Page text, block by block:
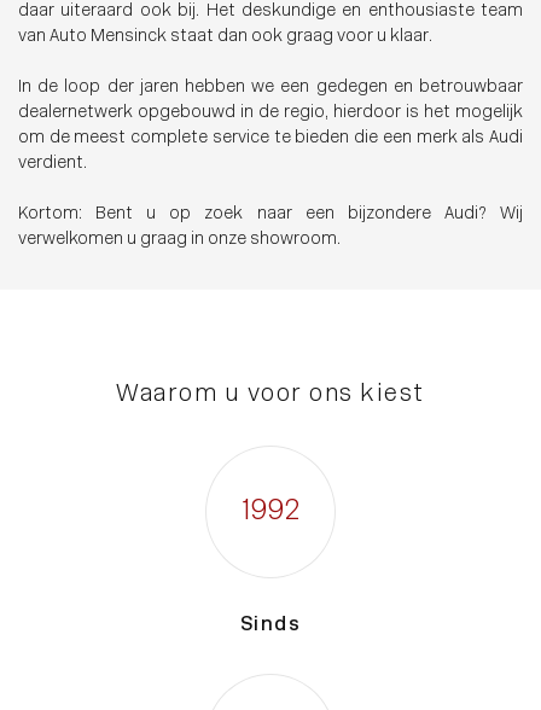
daar uiteraard ook bij. Het deskundige en enthousiaste team
van Auto Mensinck staat dan ook graag voor u klaar.
In de loop der jaren hebben we een gedegen en betrouwbaar
dealernetwerk opgebouwd in de regio, hierdoor is het mogelijk
om de meest complete service te bieden die een merk als Audi
verdient.
Kortom: Bent u op zoek naar een bijzondere Audi? Wij
verwelkomen u graag in onze showroom.
Waarom u voor ons kiest
1992
Sinds